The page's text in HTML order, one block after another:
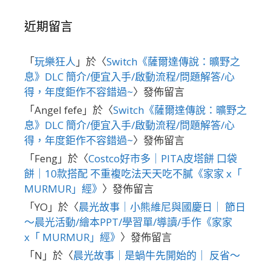
近期留言
「玩樂狂人 」於〈Switch《薩爾達傳說：曠野之
息》DLC 簡介/便宜入手/啟動流程/問題解答/心
得，年度鉅作不容錯過~〉發佈留言
「Angel fefe 」於〈Switch《薩爾達傳說：曠野之
息》DLC 簡介/便宜入手/啟動流程/問題解答/心
得，年度鉅作不容錯過~〉發佈留言
「Feng」於〈Costco好市多｜PITA皮塔餅 口袋
餅｜10款搭配 不重複吃法天天吃不膩《家家 x「
MURMUR」經》 〉發佈留言
「YO 」於〈晨光故事｜小熊維尼與國慶日｜ 節日
～晨光活動/繪本PPT/學習單/導讀/手作《家家
x「 MURMUR」經》 〉發佈留言
「N 」於〈晨光故事｜是蝸牛先開始的｜ 反省～